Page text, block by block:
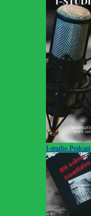
I-studio Podcast